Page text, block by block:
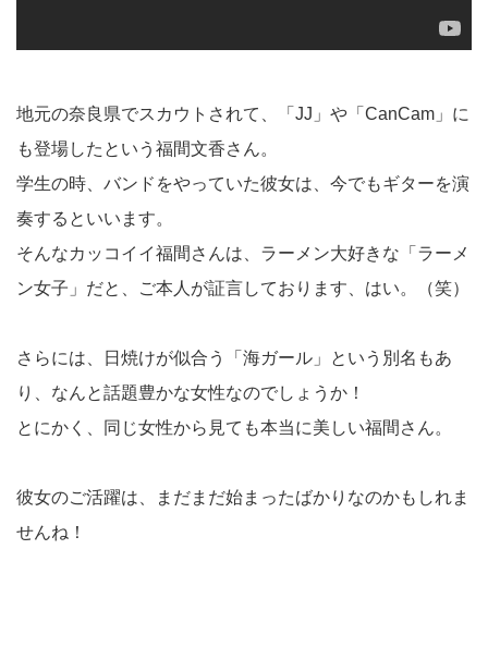
地元の奈良県でスカウトされて、「JJ」や「CanCam」に
も登場したという福間文香さん。
学生の時、バンドをやっていた彼女は、今でもギターを演
奏するといいます。
そんなカッコイイ福間さんは、ラーメン大好きな「ラーメ
ン女子」だと、ご本人が証言しております、はい。（笑）
さらには、日焼けが似合う「海ガール」という別名もあ
り、なんと話題豊かな女性なのでしょうか！
とにかく、同じ女性から見ても本当に美しい福間さん。
彼女のご活躍は、まだまだ始まったばかりなのかもしれま
せんね！